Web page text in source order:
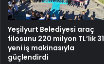
Yeşilyurt Belediyesi araç
filosunu 220 milyon TL’lik 31
yeni iş makinasıyla
güçlendirdi